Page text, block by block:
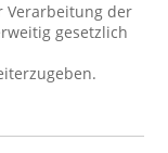
Verarbeitung der
gesetzlich